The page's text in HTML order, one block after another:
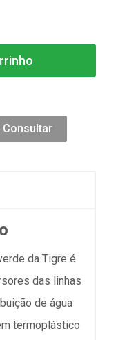
Consultar
da Tigre é
das linhas
de água
termoplástico